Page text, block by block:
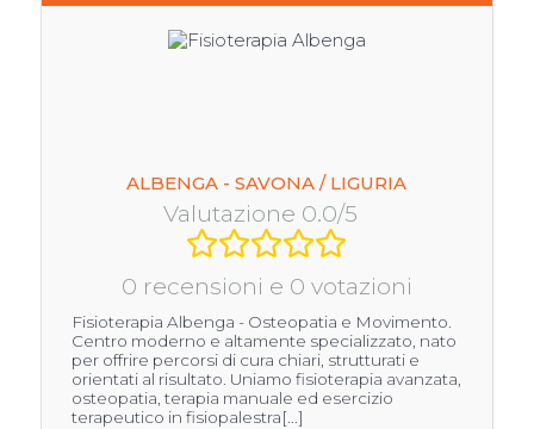
ALBENGA - SAVONA / LIGURIA
Valutazione 0.0/5
0 recensioni e 0 votazioni
Fisioterapia Albenga - Osteopatia e Movimento.
Centro moderno e altamente specializzato, nato
per offrire percorsi di cura chiari, strutturati e
orientati al risultato. Uniamo fisioterapia avanzata,
osteopatia, terapia manuale ed esercizio
terapeutico in fisiopalestra[...]